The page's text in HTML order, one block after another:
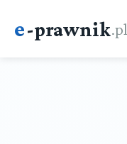
e-prawnik.pl